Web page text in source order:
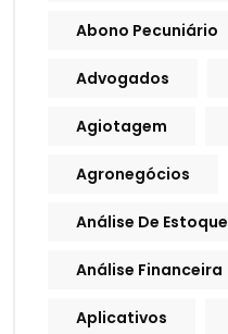
Abono Pecuniário
Advogados
Agiotagem
Agronegócios
Análise De Estoque
Análise Financeira
Aplicativos